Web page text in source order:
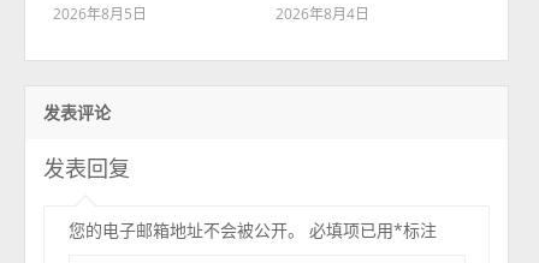
2026年8月5日 2026年8月4日
发表评论
发表回复
您的电子邮箱地址不会被公开。 必填项已用*标注